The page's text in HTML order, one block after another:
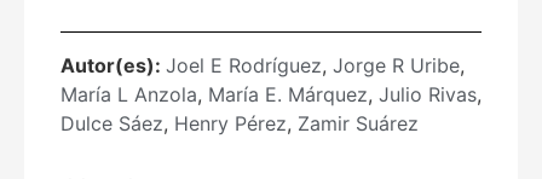
Autor(es): Joel E Rodríguez, Jorge R Uribe,
María L Anzola, María E. Márquez, Julio Rivas,
Dulce Sáez, Henry Pérez, Zamir Suárez